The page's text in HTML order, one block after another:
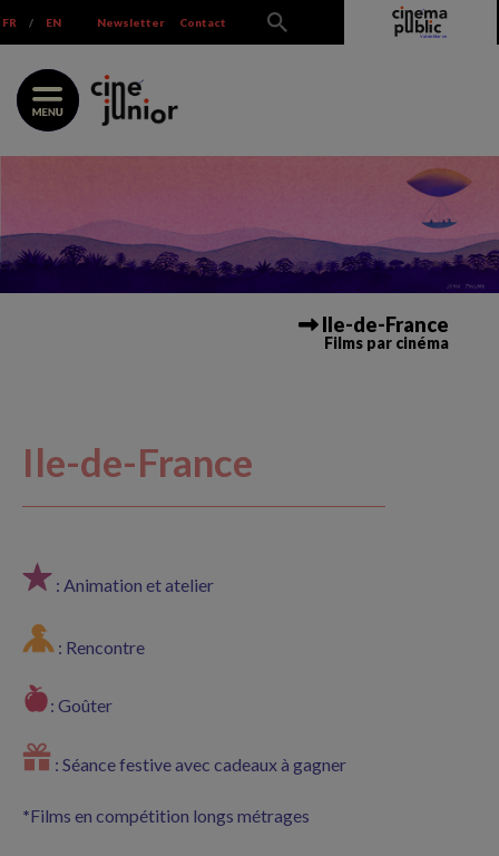
to
content
FR / EN Newsletter Contact
Ile-de-France
Films par cinéma
Ile-de-France
: Animation et atelier
: Rencontre
: Goûter
: Séance festive avec cadeaux à gagner
*Films en compétition longs métrages